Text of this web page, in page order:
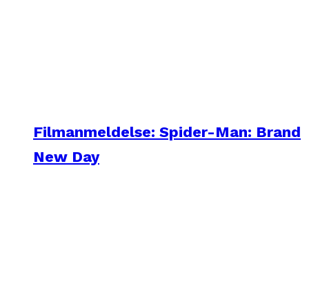
Filmanmeldelse: Spider-Man: Brand
New Day